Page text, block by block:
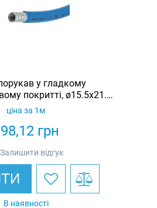
у гладкому
покритті, ø15.5х21.5,
IP67
грн
ціна за 1м
Залишити відгук
В наявності